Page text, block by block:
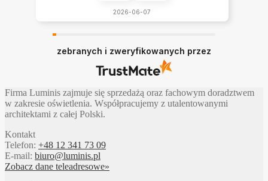
2026-06-07
zebranych i zweryfikowanych przez
Firma Luminis zajmuje się sprzedażą oraz fachowym doradztwem
w zakresie oświetlenia. Współpracujemy z utalentowanymi
architektami z całej Polski.
Kontakt
Telefon: +48 12 341 73 09
E-mail: biuro@luminis.pl
Zobacz dane teleadresowe»